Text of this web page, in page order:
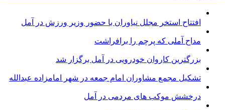
افتتاح استخر مجلل نیاوران با حضور وزیر ورزش در آمل
مداح آملی که پرچم را برافراشت
بزرگترین کاروان خودرویی در آمل برگزار شد
تشکیل مجمع مشاوران امام جمعه در شهر امامزاده عبدالله
درخشش موکب های مردمی در آمل